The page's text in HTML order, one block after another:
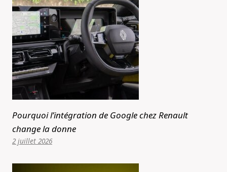
Pourquoi l’intégration de Google chez Renault
change la donne
2 juillet 2026